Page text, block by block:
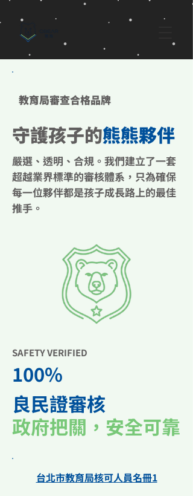
​教育局審查合格品牌
守護孩子的熊熊夥伴
嚴選、透明、合規。我們建立了一套
超越業界標準的審核體系，只為確保
每一位夥伴都是孩子成長路上的最佳
推手。
SAFETY VERIFIED
100%
良民證審核
政府把關，安全可靠
​台北市教育局核可人員名冊1